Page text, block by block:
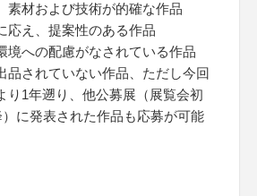
素材および技術が的確な作品
応え、提案性のある作品
境への配慮がなされている作品
されていない作品、ただし今回
り1年遡り、他公募展（展覧会初
に発表された作品も応募が可能